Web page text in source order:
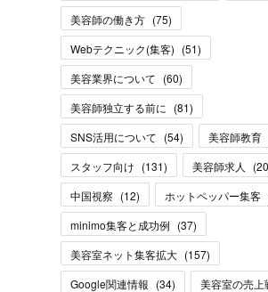
美容師の働き方 (75)
Webテクニック(集客) (51)
美容業界について (60)
美容師独立する前に (81)
SNS活用について (54) 美容師教育
スタッフ向け (131) 美容師求人 (20
中国視察 (12) ホットペッパー集客
minimo集客と成功例 (37)
美容室ネット集客拡大 (157)
Google関連情報 (34) 美容室の売上